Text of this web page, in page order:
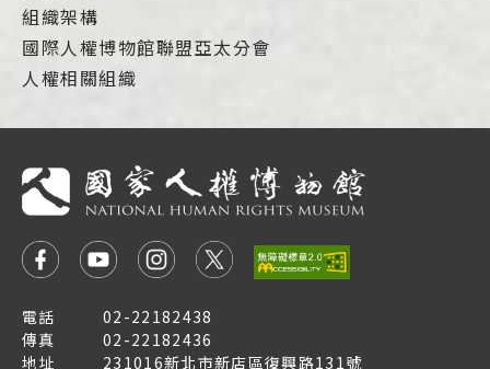
組織架構
國際人權博物館聯盟亞太分會
人權相關組織
電話
02-22182438
傳真
02-22182436
地址
231016新北市新店區復興路131號